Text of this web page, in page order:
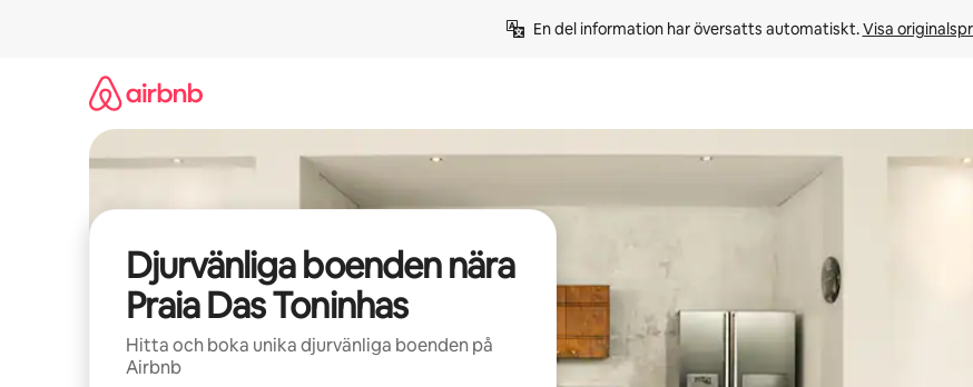
En del information har översatts automatiskt. Visa
Djurvänliga boenden nära
Praia Das Toninhas
Hitta och boka unika djurvänliga boenden på
Airbnb